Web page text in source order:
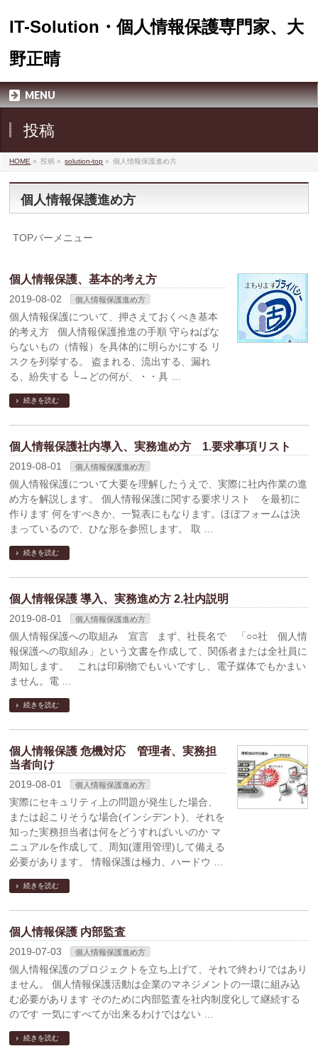
IT-Solution・個人情報保護専門家、大
野正晴
MENU
投稿
HOME » 投稿 » solution-top » 個人情報保護進め方
個人情報保護進め方
TOPバーメニュー
個人情報保護、基本的考え方
2019-08-02 個人情報保護進め方
個人情報保護について、押さえておくべき基本
的考え方 個人情報保護推進の手順 守らねばな
らないもの（情報）を具体的に明らかにする リ
スクを列挙する。 盗まれる、流出する、漏れ
る、紛失する └→どの何が、・・具 …
続きを読む
個人情報保護社内導入、実務進め方 1.要求事項リスト
2019-08-01 個人情報保護進め方
個人情報保護について大要を理解したうえで、実際に社内作業の進
め方を解説します。 個人情報保護に関する要求リスト を最初に
作ります 何をすべきか、一覧表にもなります。ほぼフォームは決
まっているので、ひな形を参照します。 取 …
続きを読む
個人情報保護 導入、実務進め方 2.社内説明
2019-08-01 個人情報保護進め方
個人情報保護への取組み 宣言 まず、社長名で 「○○社 個人情
報保護への取組み」という文書を作成して、関係者または全社員に
周知します。 これは印刷物でもいいですし、電子媒体でもかまい
ません。電 …
続きを読む
個人情報保護 危機対応 管理者、実務担
当者向け
2019-08-01 個人情報保護進め方
実際にセキュリティ上の問題が発生した場合、
または起こりそうな場合(インシデント)、それを
知った実務担当者は何をどうすればいいのか マ
ニュアルを作成して、周知(運用管理)して備える
必要があります。 情報保護は極力、ハードウ …
続きを読む
個人情報保護 内部監査
2019-07-03 個人情報保護進め方
個人情報保護のプロジェクトを立ち上げて、それで終わりではあり
ません。 個人情報保護活動は企業のマネジメントの一環に組み込
む必要があります そのために内部監査を社内制度化して継続する
のです 一気にすべてが出来るわけではない …
続きを読む